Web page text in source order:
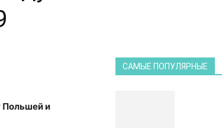
и
САМЫЕ ПОПУЛЯРНЫЕ